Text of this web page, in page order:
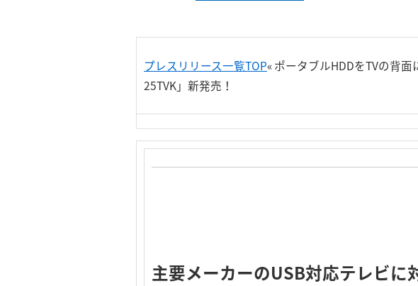
プレスリリース一覧TOP« ポータブルHDDをTVの背
25TVK」新発売！
主要メーカーのUSB対応テレビ